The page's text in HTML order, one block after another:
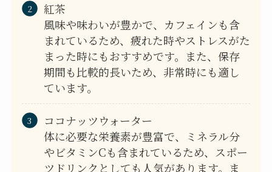
紅茶
風味や味わいが豊かで、カフェインも含
まれているため、疲れた時やストレスがた
まった時にもおすすめです。また、保存
期間も比較的長いため、非常時にも適し
ています。
ココナッツウォーター
体に必要な栄養素が豊富で、ミネラル分
やビタミンCも含まれているため、スポー
ツドリンクとしても人気があります。ま